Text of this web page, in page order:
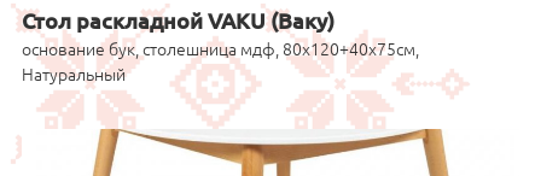
Стол раскладной VAKU (Ваку)
основание бук, столешница мдф, 80x120+40x75см,
Натуральный